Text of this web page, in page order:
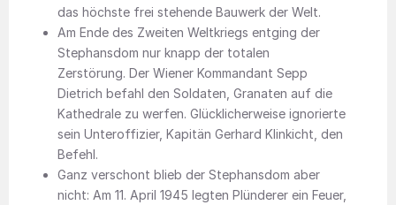
das höchste frei stehende Bauwerk der Welt.
Am Ende des Zweiten Weltkriegs entging der
Stephansdom nur knapp der totalen
Zerstörung. Der Wiener Kommandant Sepp
Dietrich befahl den Soldaten, Granaten auf die
Kathedrale zu werfen. Glücklicherweise ignorierte
sein Unteroffizier, Kapitän Gerhard Klinkicht, den
Befehl.
Ganz verschont blieb der Stephansdom aber
nicht: Am 11. April 1945 legten Plünderer ein Feuer,